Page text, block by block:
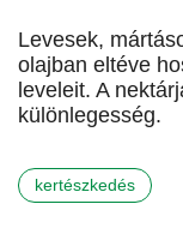
Levesek,
olajban eltéve
leveleit. A
különlegesség.
kertészkedés